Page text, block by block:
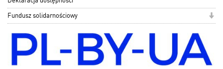
Fundusz solidarnościowy